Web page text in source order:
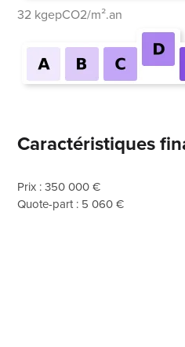
32 kgepCO2/m².an
Caractéristiques
Prix : 350 000 €
Quote-part : 5 060 €